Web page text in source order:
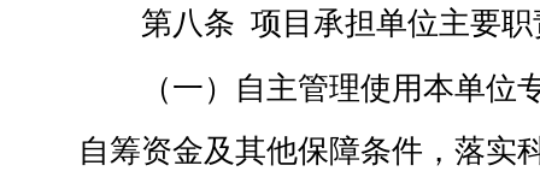
第八条 项目承担单位主要职
（一）自主管理使用本单位
自筹资金及其他保障条件，落实